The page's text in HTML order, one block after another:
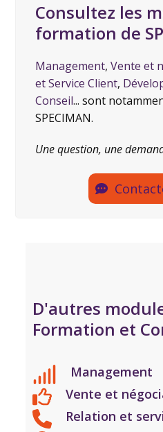
Consultez les
formation de
Management,Vente et
et Service Client,
Conseil... sont
SPECIMAN.
Une question, une
D'autres
Formation et
Management
Vente et
Relation et